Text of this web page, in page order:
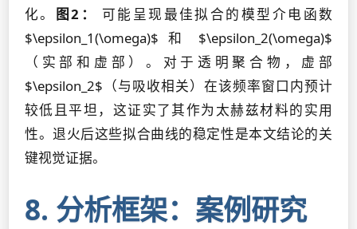
化。 图2：
可能呈现最佳拟合的模型介电函数
$\epsilon_1(\omega)$ 和 $\epsilon_2(\omega)$
（实部和虚部）。对于透明聚合物，虚部
$\epsilon_2$（与吸收相关）在该频率窗口内预计
较低且平坦，这证实了其作为太赫兹材料的实用
性。退火后这些拟合曲线的稳定性是本文结论的关
键视觉证据。
8. 分析框架：案例研究